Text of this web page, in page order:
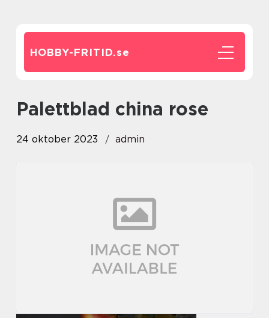
HOBBY-FRITID.se
palettblad china rose
24 oktober 2023 admin